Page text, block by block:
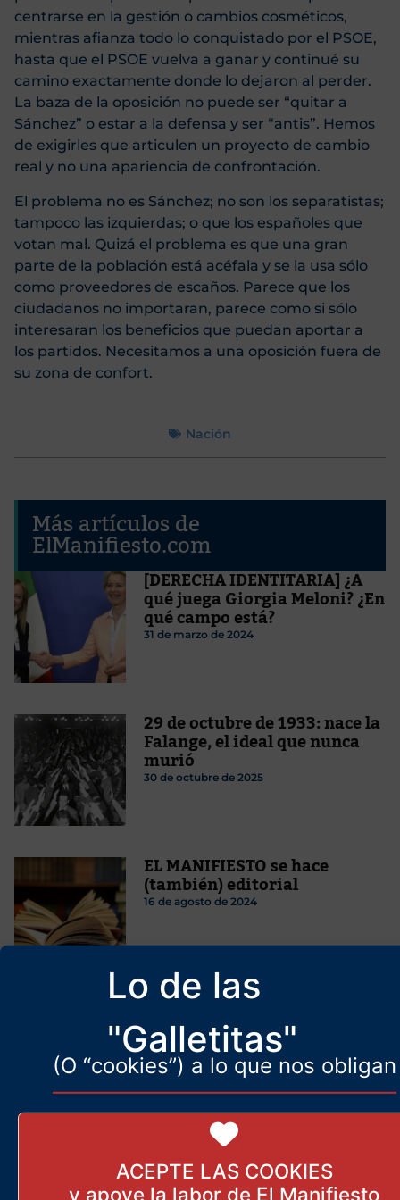
Lo de las
"Galletitas"
(O “cookies”) a lo que nos obligan
ACEPTE LAS COOKIES
centrarse en la gestión o cambios cosméticos,
mientras afianza todo lo conquistado por el PSOE,
hasta que el PSOE vuelva a ganar y continué su
camino exactamente donde lo dejaron al perder.
La baza de la oposición no puede ser “quitar a
Sánchez” o estar a la defensa y ser “antis”. Hemos
de exigirles que articulen un proyecto de cambio
real y no una apariencia de confrontación.
El problema no es Sánchez; no son los separatistas;
tampoco las izquierdas; o que los españoles que
votan mal. Quizá el problema es que una gran
parte de la población está acéfala y se la usa sólo
como proveedores de escaños. Parece que los
ciudadanos no importaran, parece como si sólo
interesaran los beneficios que puedan aportar a
los partidos. Necesitamos a una oposición fuera de
su zona de confort.
Nación
Más artículos de
ElManifiesto.com
[DERECHA IDENTITARIA] ¿A
qué juega Giorgia Meloni? ¿En
qué campo está?
31 de marzo de 2024
29 de octubre de 1933: nace la
Falange, el ideal que nunca
murió
30 de octubre de 2025
EL MANIFIESTO se hace
(también) editorial
16 de agosto de 2024
La AfD es la única alternativa con la que
Alemania puede salvarse
El liberalismo convierte la
identidad nacional en folclore
30 de agosto de 2025